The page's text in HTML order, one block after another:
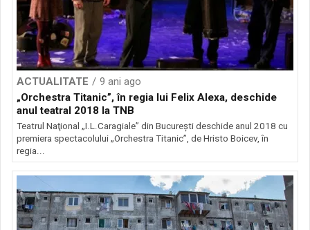
ACTUALITATE
9 ani ago
„Orchestra Titanic”, în regia lui Felix Alexa, deschide
anul teatral 2018 la TNB
Teatrul Naţional „I.L.Caragiale” din Bucureşti deschide anul 2018 cu
premiera spectacolului „Orchestra Titanic”, de Hristo Boicev, în
regia...